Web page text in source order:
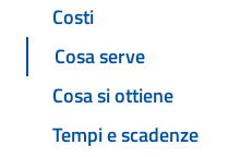
Costi
Cosa serve
Cosa si ottiene
Tempi e scadenze